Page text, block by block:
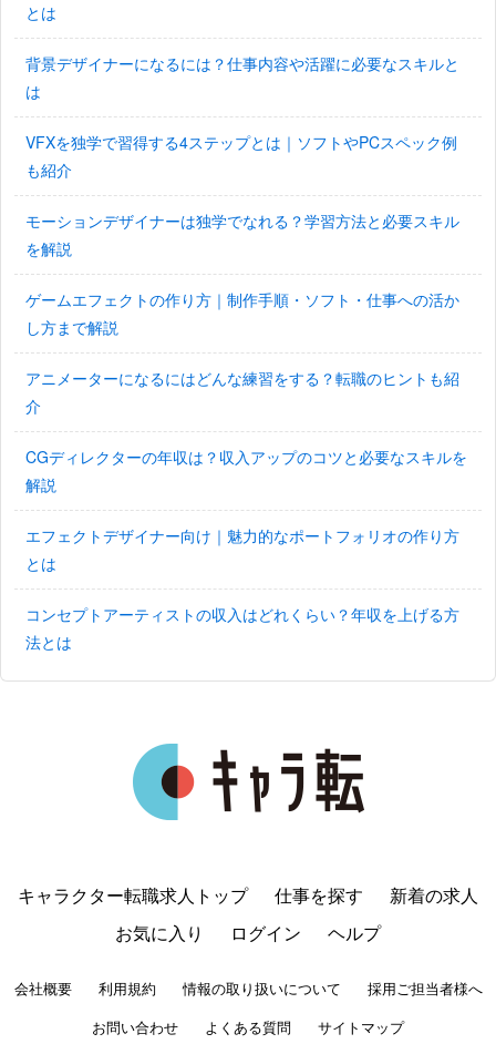
とは
背景デザイナーになるには？仕事内容や活躍に必要なスキルと
は
VFXを独学で習得する4ステップとは｜ソフトやPCスペック例
も紹介
モーションデザイナーは独学でなれる？学習方法と必要スキル
を解説
ゲームエフェクトの作り方｜制作手順・ソフト・仕事への活か
し方まで解説
アニメーターになるにはどんな練習をする？転職のヒントも紹
介
CGディレクターの年収は？収入アップのコツと必要なスキルを
解説
エフェクトデザイナー向け｜魅力的なポートフォリオの作り方
とは
コンセプトアーティストの収入はどれくらい？年収を上げる方
法とは
キャラクター転職求人トップ 仕事を探す
新着の求人
お気に入り
ログイン ヘルプ
会社概要 利用規約 情報の取り扱いについて
採用ご担当者様へ
お問い合わせ
よくある質問 サイトマップ